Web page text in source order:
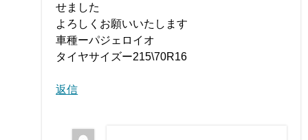
せました
よろしくお願いいたします
車種ーパジェロイオ
タイヤサイズー215\70R16
返信